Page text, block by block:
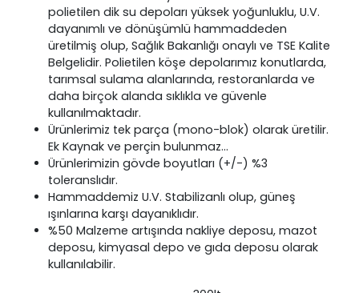
polietilen dik su depoları yüksek yoğunluklu, U.V.
dayanımlı ve dönüşümlü hammaddeden
üretilmiş olup, Sağlık Bakanlığı onaylı ve TSE Kalite
Belgelidir. Polietilen köşe depolarımız konutlarda,
tarımsal sulama alanlarında, restoranlarda ve
daha birçok alanda sıklıkla ve güvenle
kullanılmaktadır.
Ürünlerimiz tek parça (mono-blok) olarak üretilir.
Ek Kaynak ve perçin bulunmaz…
Ürünlerimizin gövde boyutları (+/-) %3
toleranslıdır.
Hammaddemiz U.V. Stabilizanlı olup, güneş
ışınlarına karşı dayanıklıdır.
%50 Malzeme artışında nakliye deposu, mazot
deposu, kimyasal depo ve gıda deposu olarak
kullanılabilir.